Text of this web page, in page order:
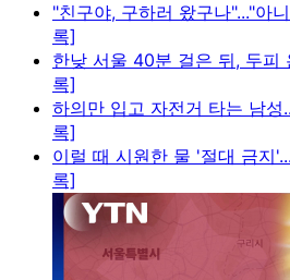
"친구야, 구하러 왔구나"..."아
록]
한낮 서울 40분 걸은 뒤, 두피
록]
하의만 입고 자전거 타는 남성
록]
이럴 때 시원한 물 '절대 금지
록]